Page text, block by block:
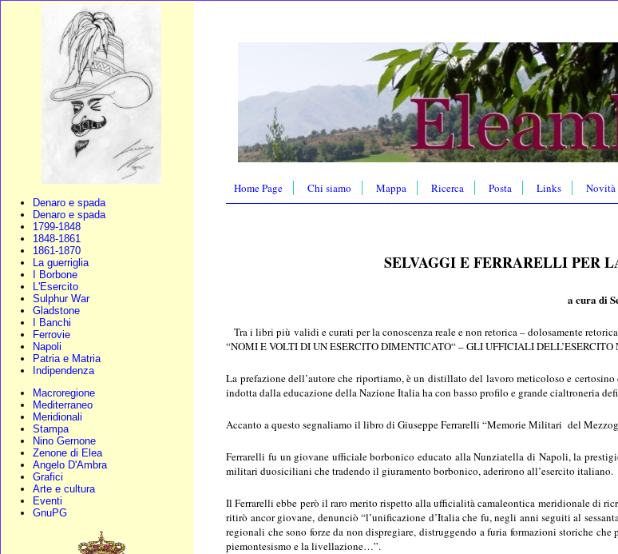
Denaro e spada
Denaro e spada
1799-1848
1848-1861
1861-1870
La guerriglia
I Borbone
L'Esercito
Sulphur War
Gladstone
I Banchi
Ferrovie
Napoli
Patria e Matria
Indipendenza
Macroregione
Mediterraneo
Meridionali
Stampa
Nino Gernone
Zenone di Elea
Angelo D'Ambra
Grafici
Arte e cultura
Eventi
GnuPG
Home Page Chi siamo Mappa Ricerca Posta Links Novità
SELVAGGI E FERRARELLI PER
a cura di
Tra i libri più validi e curati per la conoscenza reale e non retorica – dolosamente
“NOMI E VOLTI DI UN ESERCITO DIMENTICATO“ – GLI UFFICIALI
La prefazione dell’autore che riportiamo, è un distillato del lavoro meticoloso e
indotta dalla educazione della Nazione Italia ha con basso profilo e grande cialtroneria
Accanto a questo segnaliamo il libro di Giuseppe Ferrarelli “Memorie Militari del
Ferrarelli fu un giovane ufficiale borbonico educato alla Nunziatella di Napoli, la
militari duosiciliani che tradendo il giuramento borbonico, aderirono all’esercito italiano.
Il Ferrarelli ebbe però il raro merito rispetto alla ufficialità camaleontica meridionale di
ritirò ancor giovane, denunciò “l’unificazione d’Italia che fu, negli anni seguiti al
regionali che sono forze da non dispregiare, distruggendo a furia formazioni storiche
piemontesismo e la livellazione…”.